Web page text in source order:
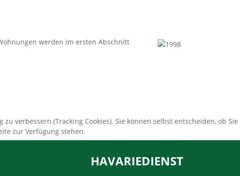
werden im ersten Abschnitt
HAVARIEDIENST
verbessern (Tracking Cookies). Sie können selbst entscheiden, ob Sie
zur Verfügung stehen.